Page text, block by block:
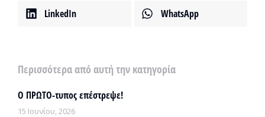
LinkedIn WhatsApp
Περισσότερα από αυτή την κατηγορία
Ο ΠΡΩΤΟ-τυπος επέστρεψε!
15 Ιουνίου, 2026